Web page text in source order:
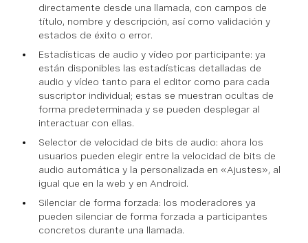
directamente desde una llamada, con campos de
título, nombre y descripción, así como validación y
estados de éxito o error.
Estadísticas de audio y vídeo por participante: ya
están disponibles las estadísticas detalladas de
audio y vídeo tanto para el editor como para cada
suscriptor individual; estas se muestran ocultas de
forma predeterminada y se pueden desplegar al
interactuar con ellas.
Selector de velocidad de bits de audio: ahora los
usuarios pueden elegir entre la velocidad de bits de
audio automática y la personalizada en «Ajustes», al
igual que en la web y en Android.
Silenciar de forma forzada: los moderadores ya
pueden silenciar de forma forzada a participantes
concretos durante una llamada.